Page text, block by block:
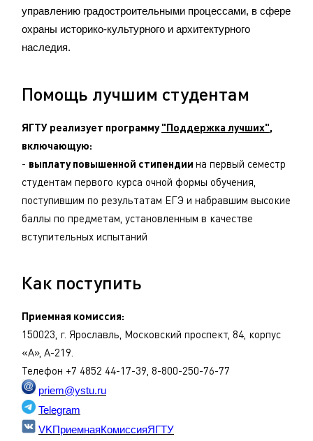
управлению градостроительными процессами, в сфере
охраны историко-культурного и архитектурного
наследия.
Помощь лучшим студентам
ЯГТУ реализует программу"Поддержка лучших",
включающую:
- выплату повышенной стипендии на первый семестр
студентам первого курса очной формы обучения,
поступившим по результатам ЕГЭ и набравшим высокие
баллы по предметам, установленным в качестве
вступительных испытаний
Как поступить
Приемная комиссия:
150023, г. Ярославль, Московский проспект, 84, корпус
«А», А-219.
Телефон +7 4852 44-17-39, 8-800-250-76-77
priem@ystu.ru
Telegram
VKПриемнаяКомиссияЯГТУ